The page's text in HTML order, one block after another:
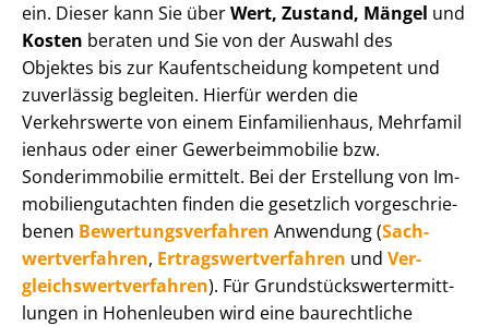
ein. Dieser kann Sie überWert, Zustand, Mängel und
Kosten beraten und Sie von der Auswahl des
Objektes bis zur Kauf­ent­schei­dung kompetent und
zuverlässig begleiten. Hierfür werden die
Verkehrswerte von einem Einfamilienhaus, Mehr­fa­mi­l
i­en­haus oder einer Ge­wer­be­im­mo­bi­lie bzw.
Sonderimmobilie ermittelt. Bei der Erstellung von Im­
mo­bi­li­en­gut­ach­ten finden die gesetzlich vor­ge­schrie­
be­nen Be­wer­tungs­ver­fah­ren Anwendung (Sach­
wert­ver­fah­ren, Er­trags­wert­ver­fah­ren und Ver­
gleichs­wert­ver­fah­ren). Für Grund­stücks­wert­ermitt­
lun­gen in Hohenleuben wird eine baurechtliche